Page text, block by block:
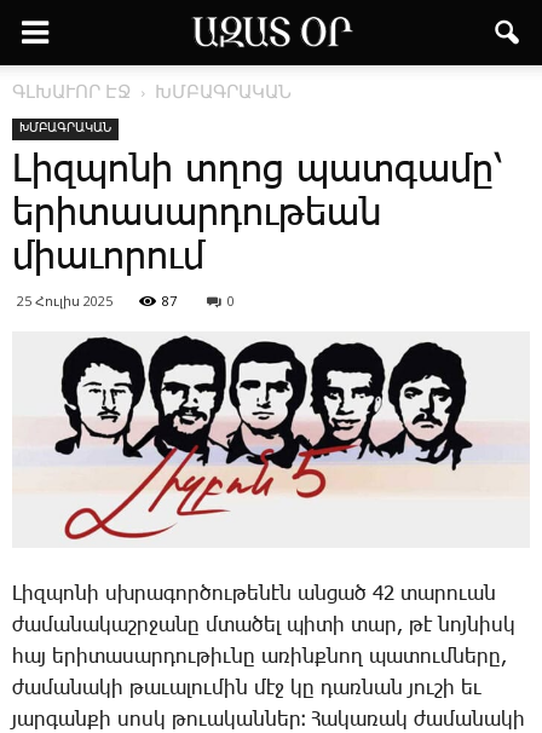
ԳԼԽԱՒՈՐ ԷՋ ԽՄԲԱԳՐԱԿԱՆ
ԽՄԲԱԳՐԱԿԱՆ
Լիզպոնի տղոց պատգամը՝
երիտասարդութեան
միաւորում
25 Հուլիս 2025 87 0
­Լիզ­պո­նի սխրա­գոր­ծու­թե­նէն ան­ցած 42 տա­րո­ւան
ժա­մա­նա­կաշր­ջա­նը մտա­ծել պի­տի տար, թէ նոյ­նիսկ
հայ ե­րի­տա­սար­դու­թիւ­նը ա­ռինք­նող պա­տում­նե­րը,
ժա­մա­նա­կի թա­ւա­լու­մին մէջ կը դառ­նան յու­շի եւ
յար­գան­քի սոսկ թո­ւա­կան­ներ։ ­Հա­կա­ռակ ժամանակի